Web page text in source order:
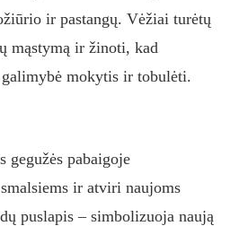
ir pastangų. Vėžiai turėtų
mąstymą ir žinoti, kad
mokytis ir tobulėti.
gegužės pabaigoje
ir atviri naujoms
puslapis – simbolizuoja naują